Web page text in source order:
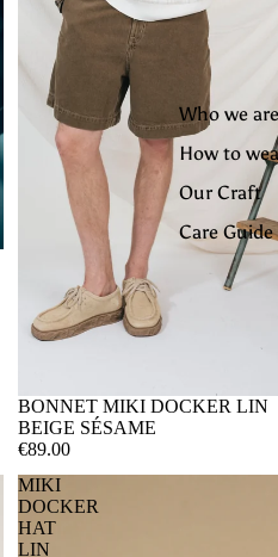
Who we
How to
Our Craft
Care Guide
BONNET MIKI DOCKER LIN
BEIGE SÉSAME
€89.00
MIKI
DOCKER
HAT
LIN